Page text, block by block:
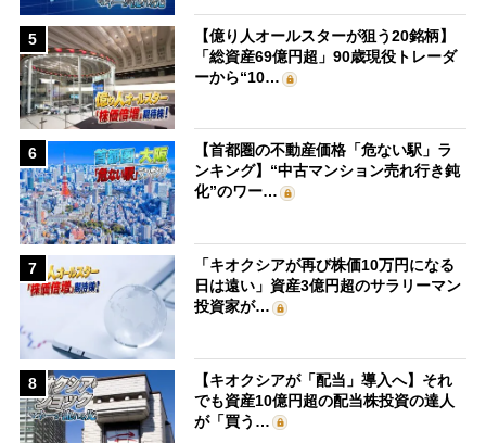
5
【億り人オールスターが狙う20銘柄】
「総資産69億円超」90歳現役トレーダ
ーから“10…
6
【首都圏の不動産価格「危ない駅」ラ
ンキング】“中古マンション売れ行き鈍
化”のワー…
7
「キオクシアが再び株価10万円になる
日は遠い」資産3億円超のサラリーマン
投資家が…
8
【キオクシアが「配当」導入へ】それ
でも資産10億円超の配当株投資の達人
が「買う…